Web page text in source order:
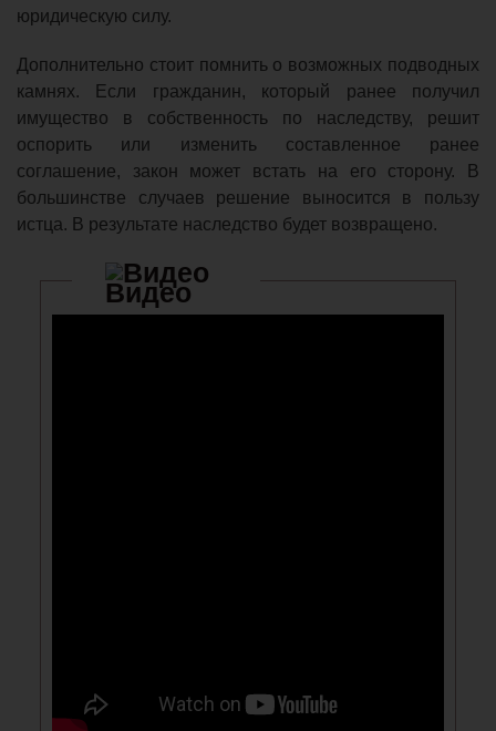
юридическую силу.
Дополнительно стоит помнить о возможных подводных
камнях. Если гражданин, который ранее получил
имущество в собственность по наследству, решит
оспорить или изменить составленное ранее
соглашение, закон может встать на его сторону. В
большинстве случаев решение выносится в пользу
истца. В результате наследство будет возвращено.
Видео